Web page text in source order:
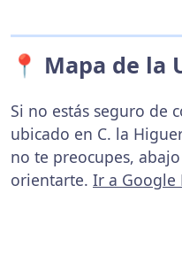
📍 Mapa de la
Si no estás seguro de
ubicado en C. la
no te preocupes,
orientarte. Ir a Google